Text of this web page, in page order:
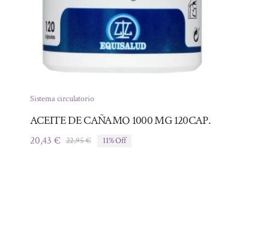
Sistema circulatorio
ACEITE DE CAÑAMO 1000 MG 120CAP.
22,95€El
20,43 €
El
11% Off